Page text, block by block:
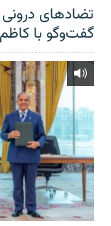
تضادهای
گفت‌‌وگو با